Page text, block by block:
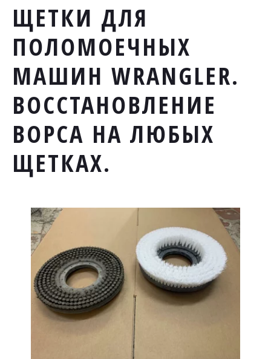
ЩЕТКИ ДЛЯ
ПОЛОМОЕЧНЫХ
МАШИН WRANGLER.
ВОССТАНОВЛЕНИЕ
ВОРСА НА ЛЮБЫХ
ЩЕТКАХ.